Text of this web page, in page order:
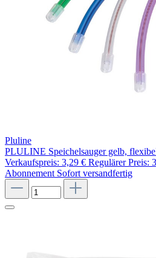
Pluline
PLULINE Speichelsauger gelb,
Verkaufspreis: 3,29 € Regulärer Preis:
Abonnement Sofort versandfertig